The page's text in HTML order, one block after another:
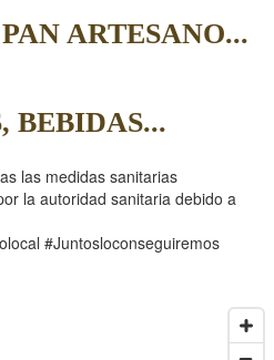
ARTESANO...
BEBIDAS...
las medidas sanitarias
la autoridad sanitaria debido a
#Juntosloconseguiremos